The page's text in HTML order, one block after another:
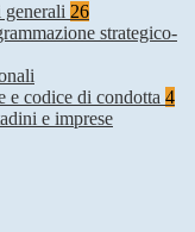
26
strategico-
e codice di condotta 4
e imprese